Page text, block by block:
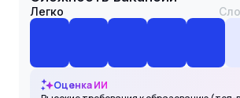
Легко
Оценка ИИ